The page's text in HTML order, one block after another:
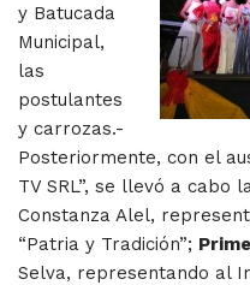
y Batucada
Municipal,
las
postulantes
y carrozas.-
Posteriormente, con el
TV SRL”, se llevó a cabo
Constanza Alel,
“Patria y Tradición”;
Selva, representando al